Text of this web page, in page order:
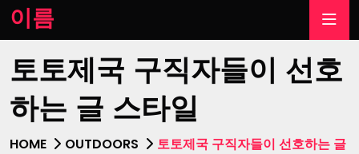
이름
토토제국 구직자들이 선호
하는 글 스타일
HOME OUTDOORS
토토제국 구직자들이 선호하는 글